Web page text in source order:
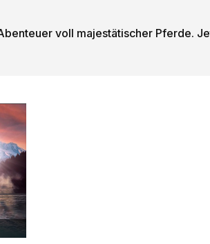
voll majestätischer Pferde.